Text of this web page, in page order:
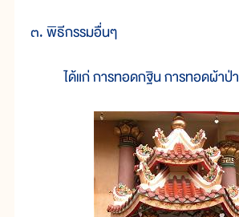
๓. พิธีกรรมอื่นๆ
ได้แก่ การทอดกฐิน การทอดผ้าป่า